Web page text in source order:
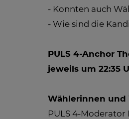
- Konnten auch
- Wie sind die
PULS 4-Anchor
jeweils um 22:35
Wählerinnen und
PULS 4-